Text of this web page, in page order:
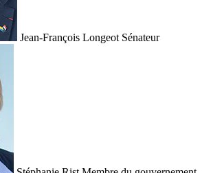
Jean-François Longeot Sénateur